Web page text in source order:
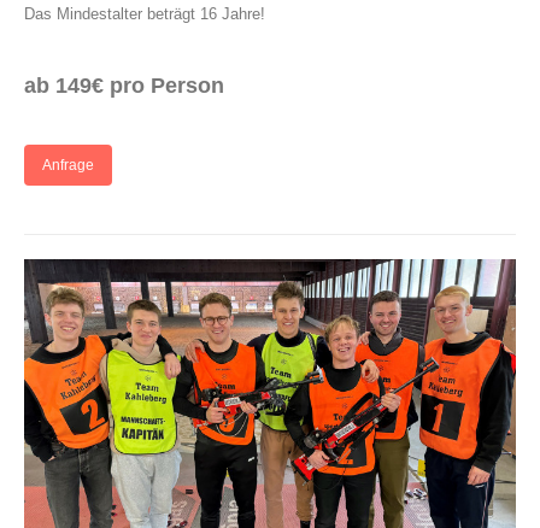
Das Mindestalter beträgt 16 Jahre!
ab 149€ pro Person
Anfrage